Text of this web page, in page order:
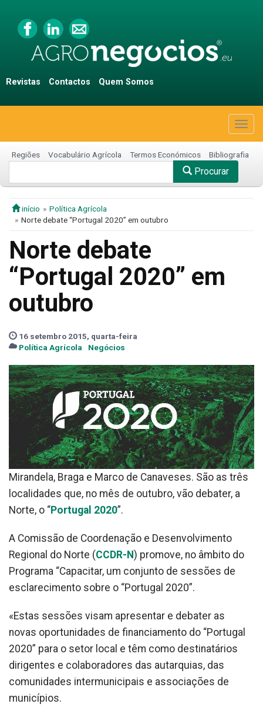
Revistas Contactos Quem Somos
Regiões Vocabulário Agrícola Termos Económicos Bibliografia
Procurar
início
Política Agrícola
Norte debate “Portugal 2020” em outubro
Norte debate
“Portugal 2020” em
outubro
16 setembro 2015, quarta-feira
Política Agrícola
Negócios
Mirandela, Braga e Marco de Canaveses. São as três
localidades que, no mês de outubro, vão debater, a
Norte, o “Portugal 2020”.
A Comissão de Coordenação e Desenvolvimento
Regional do Norte (CCDR-N) promove, no âmbito do
Programa “Capacitar, um conjunto de sessões de
esclarecimento sobre o “Portugal 2020”.
«Estas sessões visam apresentar e debater as
novas oportunidades de financiamento do “Portugal
2020” para o setor local e têm como destinatários
dirigentes e colaboradores das autarquias, das
comunidades intermunicipais e associações de
municípios.